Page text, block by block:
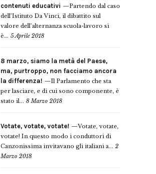
contenuti educativi
Partendo dal caso
dell’Istituto Da Vinci, il dibattito sul
valore dell’alternanza scuola-lavoro si
è... 5 Aprile 2018
8 marzo, siamo la metà del Paese,
ma, purtroppo, non facciamo ancora
la differenza!
Il Parlamento che sta
per lasciare, e di cui sono componente, è
stato il... 8 Marzo 2018
Votate, votate, votate!
Votate, votate,
votate! In questo modo i conduttori di
Canzonissima invitavano gli italiani a... 2
Marzo 2018